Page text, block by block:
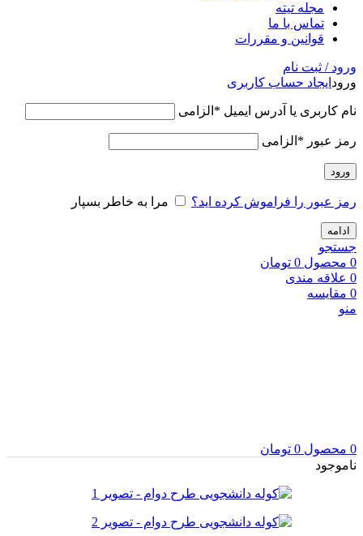
مجله تیته
تماس با ما
قوانین و مقررات
ورود / ثبت نام
ورود ایجاد حساب کاربری
نام کاربری یا آدرس ایمیل * الزامی
رمز عبور * الزامی
ورود
رمز عبور را فراموش کرده اید؟ مرا به خاطر بسپار
ادامه
جستجو
0 محصول 0 تومان
0 علاقه مندی
0 مقایسه
منو
0 محصول 0 تومان
ناموجود